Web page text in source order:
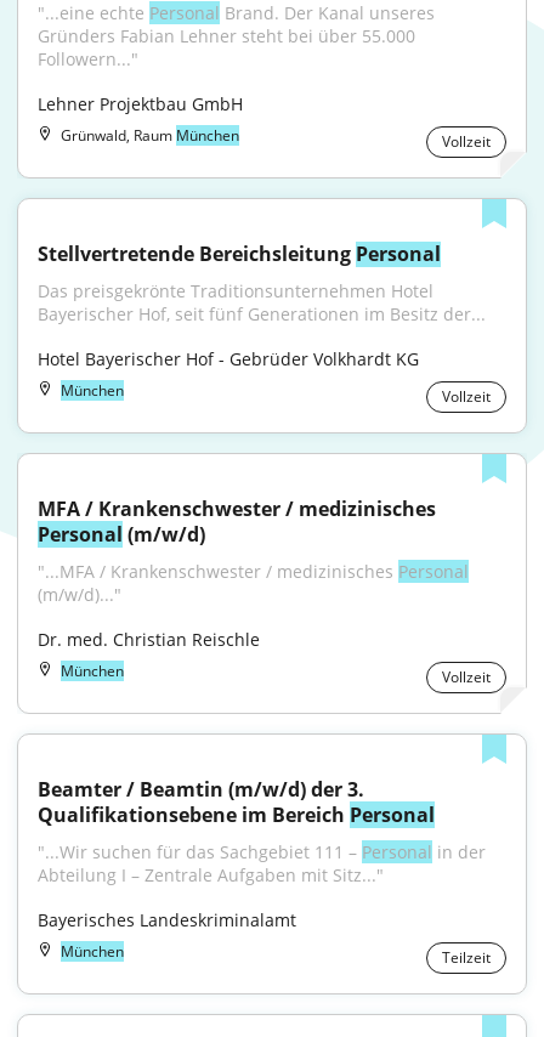
"...eine echte Personal Brand. Der Kanal unseres
Gründers Fabian Lehner steht bei über 55.000
Followern..."
Lehner Projektbau GmbH
Grünwald, Raum München Vollzeit
Stellvertretende Bereichsleitung Personal
Das preisgekrönte Traditionsunternehmen Hotel
Bayerischer Hof, seit fünf Generationen im Besitz der...
Hotel Bayerischer Hof - Gebrüder Volkhardt KG
München Vollzeit
Personal (m/w/d)
"...MFA / Krankenschwester / medizinisches Personal
(m/w/d)..."
Dr. med. Christian Reischle
München Vollzeit
Beamter / Beamtin (m/w/d) der 3.
Qualifikationsebene im Bereich Personal
"...Wir suchen für das Sachgebiet 111 – Personal in der
Abteilung I – Zentrale Aufgaben mit Sitz..."
Bayerisches Landeskriminalamt
München Teilzeit